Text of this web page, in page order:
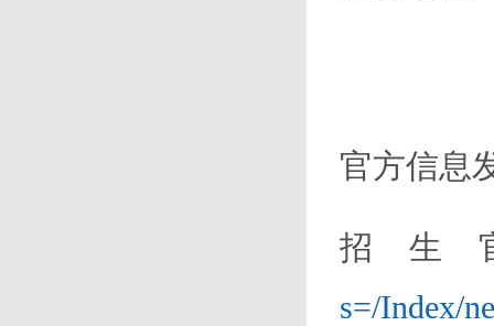
官方信息
招生
s=/Index/